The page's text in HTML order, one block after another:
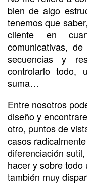
bien de algo
tenemos que
cliente en
comunicativas,
secuencias y
controlarlo
suma…
Entre nosotros
diseño y
otro, puntos de
casos
diferenciación
hacer y sobre
también muy